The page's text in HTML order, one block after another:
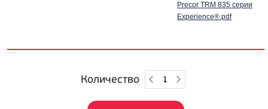
Precor TRM 835 серии
Experience®.pdf
Количество